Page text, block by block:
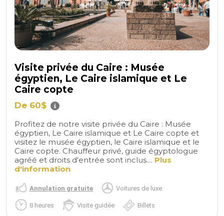
Visite privée du Caire : Musée
égyptien, Le Caire islamique et Le
Caire copte
De 60$
Profitez de notre visite privée du Caire : Musée
égyptien, Le Caire islamique et Le Caire copte et
visitez le musée égyptien, le Caire islamique et le
Caire copte. Chauffeur privé, guide égyptologue
agréé et droits d'entrée sont inclus.... Plus
d'information
Annulation gratuite Voitures de luxe
8 heures Visite guidée Billets